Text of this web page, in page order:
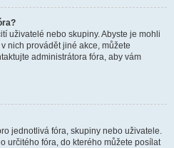
uživatelé nebo skupiny. Abyste je mohli
nich provádět jiné akce, můžete
administrátora fóra, aby vám
jednotlivá fóra, skupiny nebo uživatele.
určitého fóra, do kterého můžete posílat